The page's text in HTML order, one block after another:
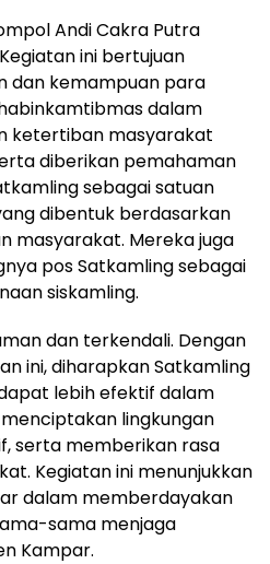
Andi Cakra Putra
ini bertujuan
dan kemampuan para
dalam
ketertiban masyarakat
diberikan pemahaman
sebagai satuan
dibentuk berdasarkan
masyarakat. Mereka juga
pos Satkamling sebagai
siskamling.
dan terkendali. Dengan
ini, diharapkan Satkamling
lebih efektif dalam
lingkungan
serta memberikan rasa
Kegiatan ini menunjukkan
dalam memberdayakan
sama menjaga
Kampar.